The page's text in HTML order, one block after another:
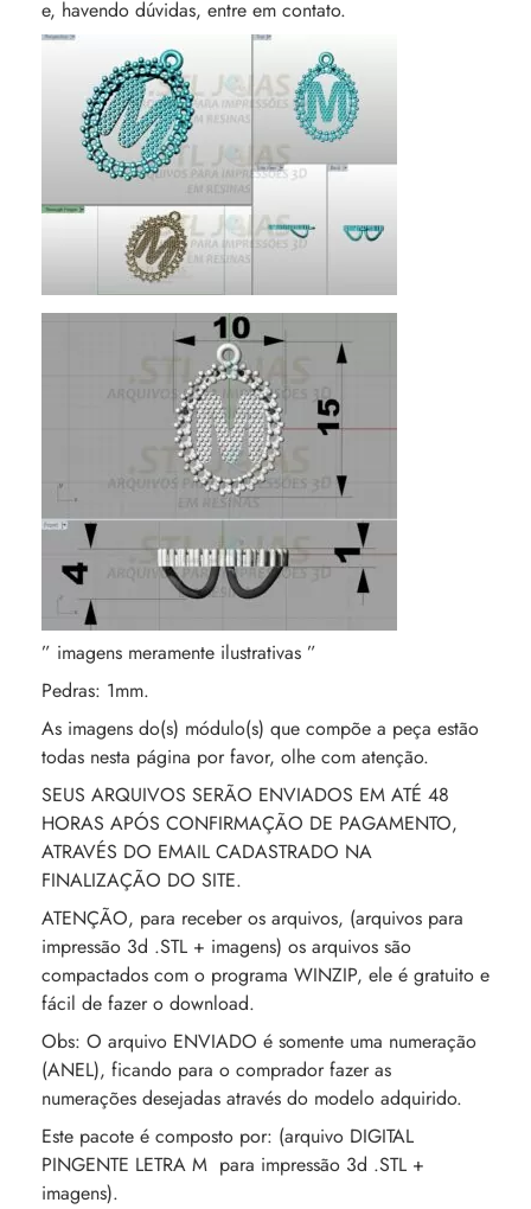
e, havendo dúvidas, entre em contato.
” imagens meramente ilustrativas ”
Pedras: 1mm.
As imagens do(s) módulo(s) que compõe a peça estão
todas nesta página por favor, olhe com atenção.
SEUS ARQUIVOS SERÃO ENVIADOS EM ATÉ 48
HORAS APÓS CONFIRMAÇÃO DE PAGAMENTO,
ATRAVÉS DO EMAIL CADASTRADO NA
FINALIZAÇÃO DO SITE.
ATENÇÃO, para receber os arquivos, (arquivos para
impressão 3d .STL + imagens) os arquivos são
compactados com o programa WINZIP, ele é gratuito e
fácil de fazer o download.
Obs: O arquivo ENVIADO é somente uma numeração
(ANEL), ficando para o comprador fazer as
numerações desejadas através do modelo adquirido.
Este pacote é composto por: (arquivo DIGITAL
PINGENTE LETRA M para impressão 3d .STL +
imagens).